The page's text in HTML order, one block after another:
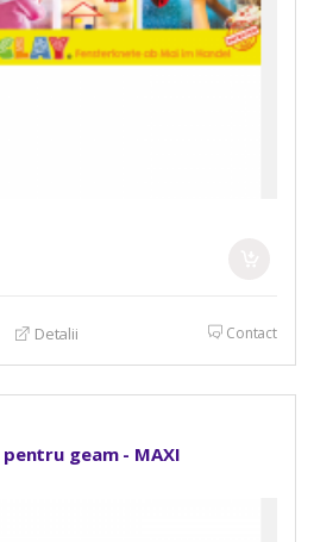
Detalii Contact
geam - MAXI